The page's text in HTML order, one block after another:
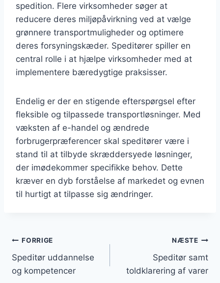
spedition. Flere virksomheder søger at
reducere deres miljøpåvirkning ved at vælge
grønnere transportmuligheder og optimere
deres forsyningskæder. Speditører spiller en
central rolle i at hjælpe virksomheder med at
implementere bæredygtige praksisser.
Endelig er der en stigende efterspørgsel efter
fleksible og tilpassede transportløsninger. Med
væksten af e-handel og ændrede
forbrugerpræferencer skal speditører være i
stand til at tilbyde skræddersyede løsninger,
der imødekommer specifikke behov. Dette
kræver en dyb forståelse af markedet og evnen
til hurtigt at tilpasse sig ændringer.
Indlægsnavigation
FORRIGE
Speditør uddannelse
og kompetencer
NÆSTE
Speditør samt
toldklarering af varer